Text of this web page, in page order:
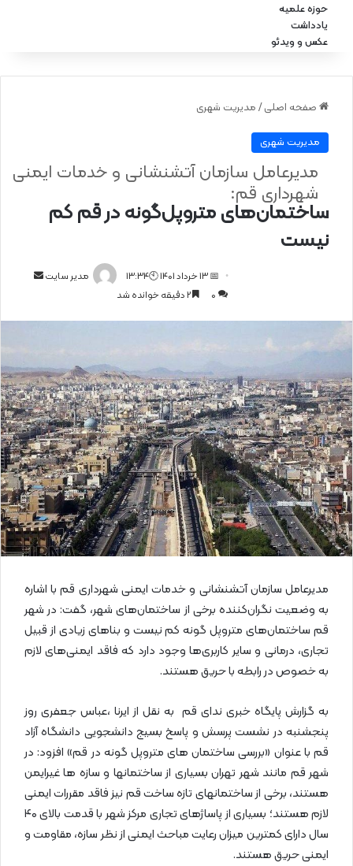
حوزه علمیه
یادداشت
عکس و ویدئو
صفحه اصلی / مدیریت شهری
مدیریت شهری
ساختمان‌های متروپل‌گونه در قم کم
نیست
مدیرعامل سازمان آتشنشانی و خدمات ایمنی
شهرداری قم:
مدیر سایت
ا
ی
م
ی
ل
📅 13 خرداد 1401 🕙13:34
0
مدیرعامل سازمان آتشنشانی و خدمات ایمنی شهرداری قم با اشاره
به وضعیت نگران‌کننده برخی از ساختمان‌های شهر، گفت: در شهر
قم ساختمان‌های متروپل گونه کم نیست و بناهای زیادی از قبیل
تجاری، درمانی و سایر کاربری‌ها وجود دارد که فاقد ایمنی‌های لازم
به خصوص در رابطه با حریق هستند.
به گزارش پایگاه خبری ندای قم به نقل از ایرنا ،عباس جعفری روز
پنجشنبه در نشست پرسش و پاسخ بسیج دانشجویی دانشگاه آزاد
قم با عنوان «بررسی ساختمان های متروپل گونه در قم» افزود: در
شهر قم مانند شهر تهران بسیاری از ساختمانها و سازه ها غیرایمن
هستند، برخی از ساختمانهای تازه ساخت قم نیز فاقد مقررات ایمنی
لازم هستند؛ بسیاری از پاساژهای تجاری مرکز شهر با قدمت بالای ۴۰
سال دارای کمترین میزان رعایت مباحث ایمنی از نظر سازه، مقاومت و
ایمنی حریق هستند.